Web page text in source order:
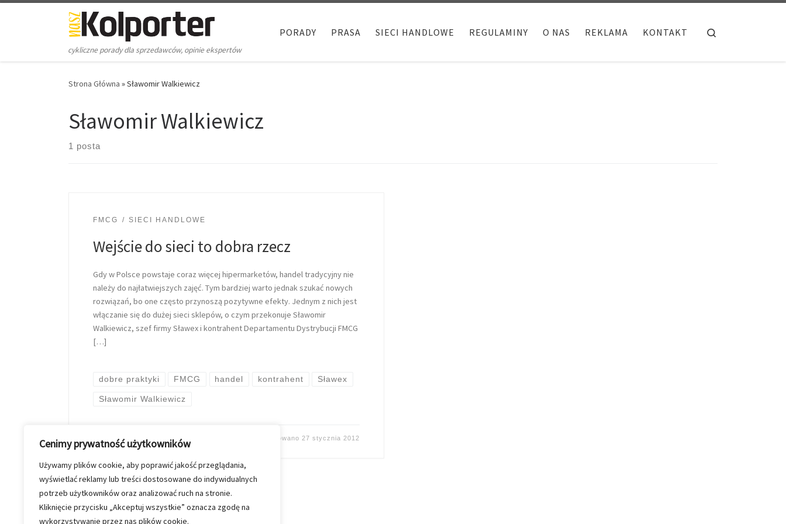
Cenimy prywatność użytkowników
Używamy plików cookie, aby poprawić jakość przeglądania,
wyświetlać reklamy lub treści dostosowane do indywidualnych
potrzeb użytkowników oraz analizować ruch na stronie.
Kliknięcie przycisku „Akceptuj wszystkie” oznacza zgodę na
wykorzystywanie przez nas plików cookie.
Skip to content
cykliczne porady dla sprzedawców, opinie ekspertów
PORADY PRASA SIECI HANDLOWE REGULAMINY O NAS REKLAMA KONTAKT
Strona Główna »Sławomir Walkiewicz
Sławomir Walkiewicz
1 posta
FMCG SIECI HANDLOWE
Wejście do sieci to dobra rzecz
Gdy w Polsce powstaje coraz więcej hipermarketów, handel tradycyjny nie
należy do najłatwiejszych zajęć. Tym bardziej warto jednak szukać nowych
rozwiązań, bo one często przynoszą pozytywne efekty. Jednym z nich jest
włączanie się do dużej sieci sklepów, o czym przekonuje Sławomir
Walkiewicz, szef firmy Sławex i kontrahent Departamentu Dystrybucji FMCG
[…]
dobre praktyki FMCG handel kontrahent Sławex
Sławomir Walkiewicz
Kinga Szymkiewicz Opublikowano 27 stycznia 2012